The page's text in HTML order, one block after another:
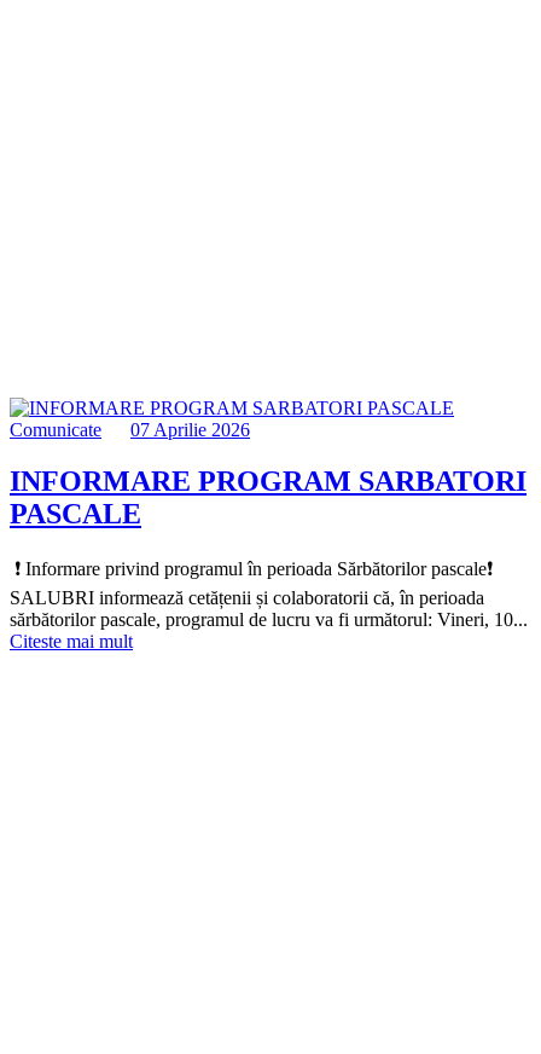
Comunicate 07 Aprilie 2026
INFORMARE PROGRAM SARBATORI
PASCALE
️ ❗️ Informare privind programul în perioada Sărbătorilor pascale❗️
SALUBRI informează cetățenii și colaboratorii că, în perioada
sărbătorilor pascale, programul de lucru va fi următorul: Vineri, 10...
Citeste mai mult